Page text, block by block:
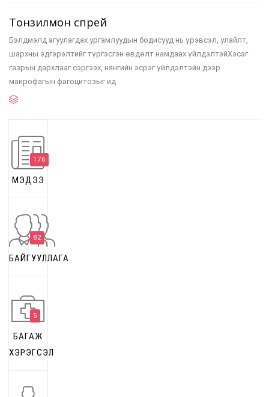
Тонзилмон спрей
Бэлдмэлд агуулагдах ургамлуудын бодисууд нь үрэвсэл, улайлт,
шархны эдгэрэлтийг түргэсгэн өвдөлт намдаах үйлдэлтэйХэсэг
газрын дархлааг сэргээх, нянгийн эсрэг үйлдэлтэйн дээр
макрофагын фагоцитозыг ид
176
МЭДЭЭ
82
БАЙГУУЛЛАГА
5
БАГАЖ
ХЭРЭГСЭЛ